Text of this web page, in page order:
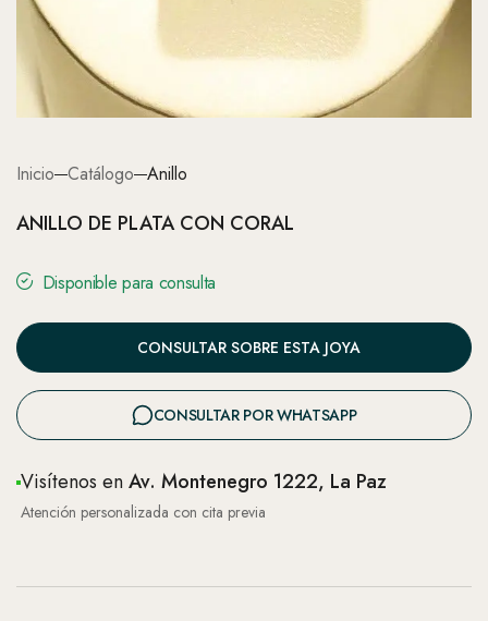
Inicio Catálogo Anillo
ANILLO DE PLATA CON CORAL
Disponible para consulta
CONSULTAR SOBRE ESTA JOYA
CONSULTAR POR WHATSAPP
Visítenos enAv. Montenegro 1222, La Paz
Atención personalizada con cita previa